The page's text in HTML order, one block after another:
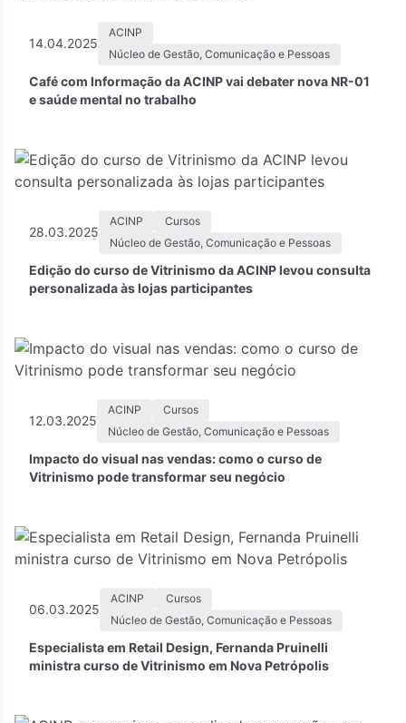
14.04.2025
ACINP
Núcleo de Gestão, Comunicação e Pessoas
Café com Informação da ACINP vai debater nova NR-01
e saúde mental no trabalho
28.03.2025
ACINP
Cursos
Núcleo de Gestão, Comunicação e Pessoas
Edição do curso de Vitrinismo da ACINP levou consulta
personalizada às lojas participantes
12.03.2025
ACINP
Cursos
Núcleo de Gestão, Comunicação e Pessoas
Impacto do visual nas vendas: como o curso de
Vitrinismo pode transformar seu negócio
06.03.2025
ACINP
Cursos
Núcleo de Gestão, Comunicação e Pessoas
Especialista em Retail Design, Fernanda Pruinelli
ministra curso de Vitrinismo em Nova Petrópolis